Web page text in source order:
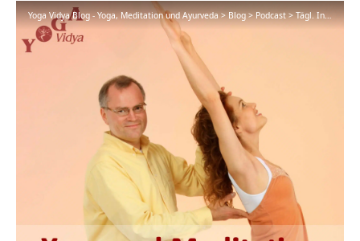
Yoga Vidya Blog - Yoga, Meditation und Ayurveda>Blog>Podcast>Tägl. Inspiration